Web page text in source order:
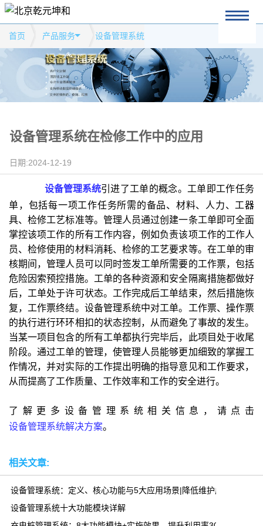
首页 产品服务 设备管理系统
设备管理系统在检修工作中的应用
日期:2024-12-19
设备管理系统引进了工单的概念。工单即工作任务
单，包括每一项工作任务所需的备品、材料、人力、工器
具、检修工艺标准等。管理人员通过创建一条工单即可全面
掌控该项工作的所有工作内容，例如负责该项工作的工作人
员、检修使用的材料消耗、检修的工艺要求等。在工单的审
核期间，管理人员可以同时签发工单所需要的工作票，包括
危险因索预控措施。工单的各种资源和安全隔离措施都做好
后，工单处于许可状态。工作完成后工单结束，然后措施恢
复，工作票终结。设备管理系统中对工单。工作票、操作票
的执行进行环环相扣的状态控制，从而避免了事故的发生。
当某一项目包含的所有工单都执行完毕后，此项目处于收尾
阶段。通过工单的管理，使管理人员能够更加细致的掌握工
作情况，并对实际的工作提出明确的指导意见和工作要求，
从而提高了工作质量、工作效率和工作的安全进行。
了解更多设备管理系统相关信息，请点击
设备管理系统解决方案。
相关文章:
设备管理系统：定义、核心功能与5大应用场景|降低维护成本30%
设备管理系统十大功能模块详解